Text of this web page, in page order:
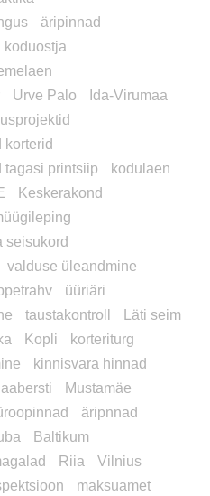
äripinnad
koduostja
Urve Palo
Ida-Virumaa
korterid
tagasi printsiip
kodulaen
Keskerakond
seisukord
valduse üleandmine
üüriäri
taustakontroll
Läti seim
Kopli
korteriturg
kinnisvara hinnad
Mustamäe
äripnnad
Baltikum
Riia
Vilnius
maksuamet